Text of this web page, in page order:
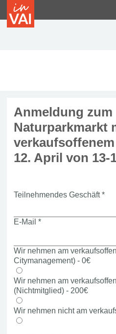
Anmeldung zum
Naturparkmarkt
12. April von 13-
Teilnehmendes Geschäft*
E-Mail *
Wir nehmen am
Citymanagement) - 0€
Wir nehmen am
(Nichtmitglied) - 200€
Wir nehmen nicht am